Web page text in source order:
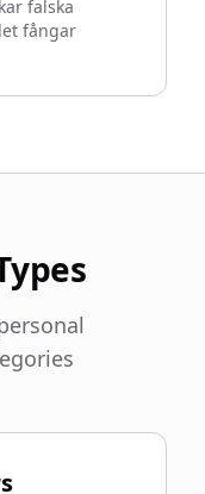
falska
fångar